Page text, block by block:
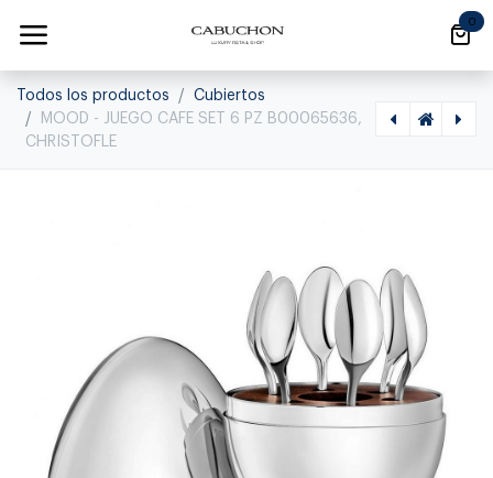
0
Todos los productos
Cubiertos
MOOD - JUEGO CAFE SET 6 PZ B00065636,
CHRISTOFLE